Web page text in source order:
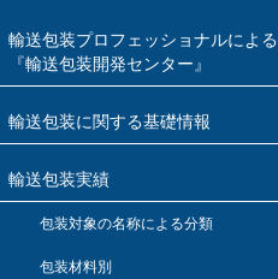
輸送包装プロフェッショナルによる
『輸送包装開発センター』
輸送包装に関する基礎情報
輸送包装実績
包装対象の名称による分類
包装材料別